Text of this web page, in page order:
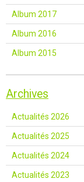
Album 2017
Album 2016
Album 2015
Archives
Actualités 2026
Actualités 2025
Actualités 2024
Actualités 2023